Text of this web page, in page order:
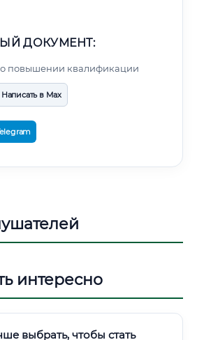
ДОКУМЕНТ:
о повышении квалификации
Написать в Max
интересно
выбрать, чтобы стать